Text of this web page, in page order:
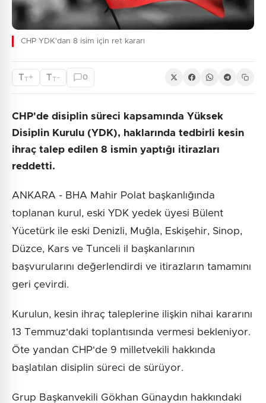
CHP YDK'dan 8 isim için ret kararı
TT+ TT - 0
CHP'de disiplin süreci kapsamında Yüksek
Disiplin Kurulu (YDK), haklarında tedbirli kesin
ihraç talep edilen 8 ismin yaptığı itirazları
reddetti.
ANKARA - BHA Mahir Polat başkanlığında
toplanan kurul, eski YDK yedek üyesi Bülent
Yücetürk ile eski Denizli, Muğla, Eskişehir, Sinop,
Düzce, Kars ve Tunceli il başkanlarının
başvurularını değerlendirdi ve itirazların tamamını
geri çevirdi.
Kurulun, kesin ihraç taleplerine ilişkin nihai kararını
13 Temmuz'daki toplantısında vermesi bekleniyor.
Öte yandan CHP'de 9 milletvekili hakkında
başlatılan disiplin süreci de sürüyor.
Grup Başkanvekili Gökhan Günaydın hakkındaki